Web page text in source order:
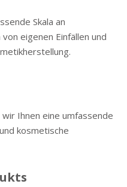
Skala an
eigenen Einfällen und
Ihnen eine umfassende
kosmetische